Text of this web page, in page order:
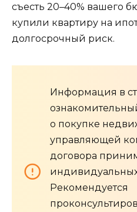
съесть 20–40% вашего
купили квартиру на
долгосрочный риск.
Информация в
о покупке
управляющей
договора
индивидуальных
Рекомендуется